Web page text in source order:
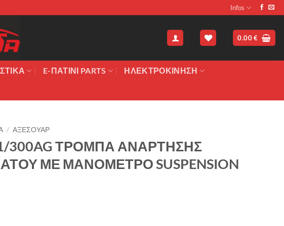
Infos
0.00€
E-ΠΑΤΙΝΙ PARTS ΗΛΕΚΤΡΟΚΙΝΗΣΗ
/ ΑΞΕΣΟΥΑΡ
300AG ΤΡΟΜΠΑ ΑΝΑΡΤΗΣΗΣ
ΜΕ ΜΑΝΟΜΕΤΡΟ SUSPENSION